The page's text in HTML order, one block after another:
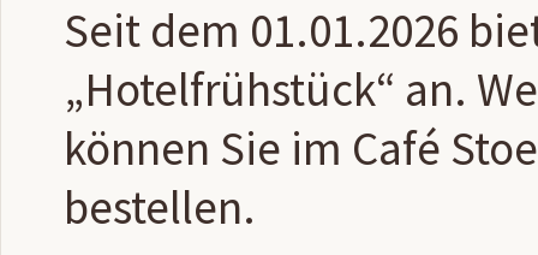
Seit dem 01.01.2026
„Hotelfrühstück“ an.
können Sie im Café
bestellen.